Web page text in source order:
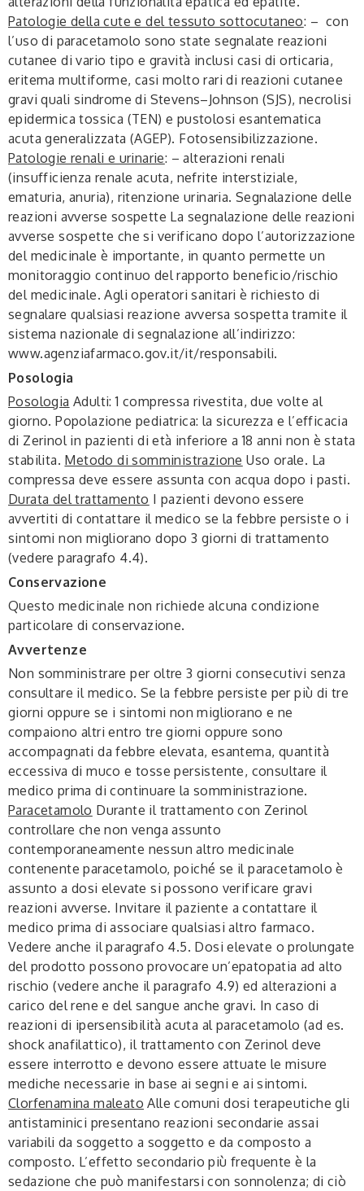
Patologie della cute e del tessuto sottocutaneo: – con
l’uso di paracetamolo sono state segnalate reazioni
cutanee di vario tipo e gravità inclusi casi di orticaria,
eritema multiforme, casi molto rari di reazioni cutanee
gravi quali sindrome di Stevens–Johnson (SJS), necrolisi
epidermica tossica (TEN) e pustolosi esantematica
acuta generalizzata (AGEP). Fotosensibilizzazione.
Patologie renali e urinarie: – alterazioni renali
(insufficienza renale acuta, nefrite interstiziale,
ematuria, anuria), ritenzione urinaria. Segnalazione delle
reazioni avverse sospette La segnalazione delle reazioni
avverse sospette che si verificano dopo l’autorizzazione
del medicinale è importante, in quanto permette un
monitoraggio continuo del rapporto beneficio/rischio
del medicinale. Agli operatori sanitari è richiesto di
segnalare qualsiasi reazione avversa sospetta tramite il
sistema nazionale di segnalazione all’indirizzo:
www.agenziafarmaco.gov.it/it/responsabili.
Posologia
Posologia Adulti: 1 compressa rivestita, due volte al
giorno.Popolazione pediatrica: la sicurezza e l’efficacia
di Zerinol in pazienti di età inferiore a 18 anni non è stata
stabilita. Metodo di somministrazione Uso orale. La
compressa deve essere assunta con acqua dopo i pasti.
Durata del trattamento I pazienti devono essere
avvertiti di contattare il medico se la febbre persiste o i
sintomi non migliorano dopo 3 giorni di trattamento
(vedere paragrafo 4.4).
Conservazione
Questo medicinale non richiede alcuna condizione
particolare di conservazione.
Avvertenze
Non somministrare per oltre 3 giorni consecutivi senza
consultare il medico. Se la febbre persiste per più di tre
giorni oppure se i sintomi non migliorano e ne
compaiono altri entro tre giorni oppure sono
accompagnati da febbre elevata, esantema, quantità
eccessiva di muco e tosse persistente, consultare il
medico prima di continuare la somministrazione.
Paracetamolo Durante il trattamento con Zerinol
controllare che non venga assunto
contemporaneamente nessun altro medicinale
contenente paracetamolo, poiché se il paracetamolo è
assunto a dosi elevate si possono verificare gravi
reazioni avverse. Invitare il paziente a contattare il
medico prima di associare qualsiasi altro farmaco.
Vedere anche il paragrafo 4.5. Dosi elevate o prolungate
del prodotto possono provocare un’epatopatia ad alto
rischio (vedere anche il paragrafo 4.9) ed alterazioni a
carico del rene e del sangue anche gravi. In caso di
reazioni di ipersensibilità acuta al paracetamolo (ad es.
shock anafilattico), il trattamento con Zerinol deve
essere interrotto e devono essere attuate le misure
mediche necessarie in base ai segni e ai sintomi.
Clorfenamina maleato Alle comuni dosi terapeutiche gli
antistaminici presentano reazioni secondarie assai
variabili da soggetto a soggetto e da composto a
composto. L’effetto secondario più frequente è la
sedazione che può manifestarsi con sonnolenza; di ciò